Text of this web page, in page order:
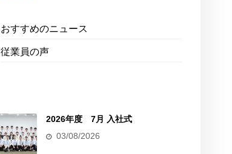
おすすめのニュース
従業員の声
2026年度 7月 入社式
03/08/2026